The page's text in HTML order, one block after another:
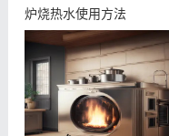
炉烧热水使用方法